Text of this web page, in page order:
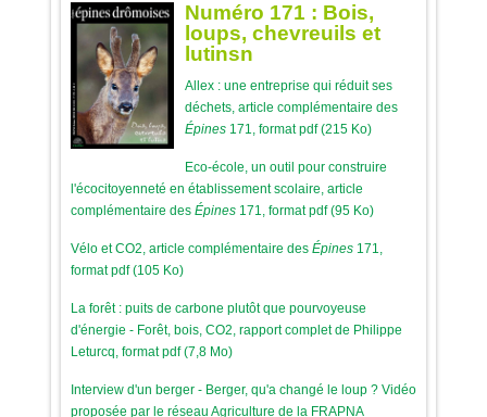
Numéro 171 : Bois,
loups, chevreuils et
lutinsn
Allex : une entreprise qui réduit ses
déchets, article complémentaire des
Épines171, format pdf (215 Ko)
Eco-école, un outil pour construire
l'écocitoyenneté en établissement scolaire, article
complémentaire des Épines171, format pdf (95 Ko)
Vélo et CO2, article complémentaire des Épines171,
format pdf (105 Ko)
La forêt : puits de carbone plutôt que pourvoyeuse
d'énergie - Forêt, bois, CO2, rapport complet de Philippe
Leturcq, format pdf (7,8 Mo)
Interview d'un berger - Berger, qu'a changé le loup ? Vidéo
proposée par le réseau Agriculture de la FRAPNA